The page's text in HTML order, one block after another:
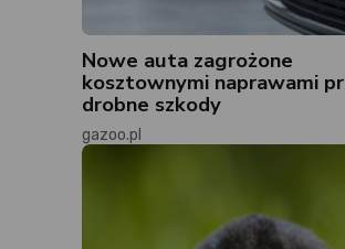
Nowe auta zagrożone
kosztownymi naprawami
drobne szkody
gazoo.pl